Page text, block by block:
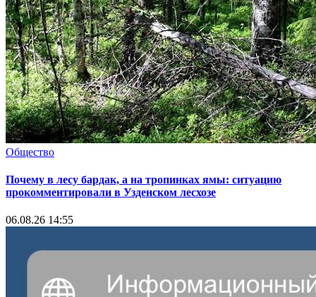
Общество
Почему в лесу бардак, а на тропинках ямы: ситуацию
прокомментировали в Узденском лесхозе
06.08.26 14:55